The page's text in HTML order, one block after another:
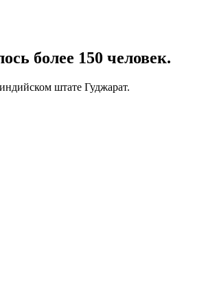
более 150 человек.
штате Гуджарат.